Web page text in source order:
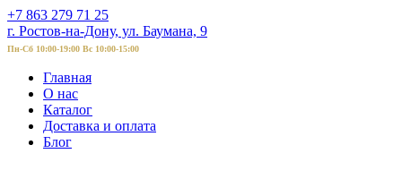
+7 863 279 71 25
г. Ростов-на-Дону, ул. Баумана, 9
Пн-Сб 10:00-19:00 Вс 10:00-15:00
Главная
О нас
Каталог
Доставка и оплата
Блог